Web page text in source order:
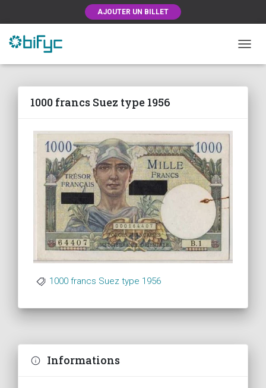
AJOUTER UN BILLET
1000 francs Suez type 1956
1000 francs Suez type 1956
Informations